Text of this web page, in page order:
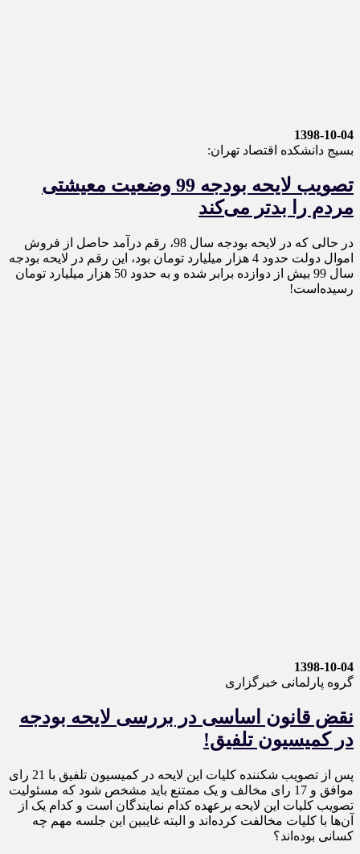
1398-10-04
بسیج دانشکده اقتصاد تهران:
تصویب لایحه بودجه 99 وضعیت معیشتی
مردم را بدتر می‌کند
در حالی که در لایحه بودجه سال 98، رقم درآمد حاصل از فروش
اموال دولت حدود 4 هزار میلیارد تومان بود، این رقم در لایحه بودجه
سال 99 بیش از دوازده برابر شده و به حدود 50 هزار میلیارد تومان
رسیده‌است!
1398-10-04
گروه پارلمانی خبرگزاری
نقض قانون اساسی در بررسی لایحه بودجه
در کمیسیون تلفیق!
پس از تصویب شکننده کلیات این لایحه در کمیسیون تلفیق با 21 رای
موافق و 17 رای مخالف و یک ممتنع باید مشخص شود که مسئولیت
تصویب کلیات این لایحه برعهده کدام نمایندگان است و کدام یک از
آن‌ها با کلیات مخالفت کرده‌اند و البته غایبین این جلسه مهم چه
کسانی بوده‌اند؟